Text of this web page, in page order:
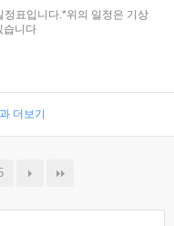
표입니다.*위의 일정은 기상
습니다
더보기